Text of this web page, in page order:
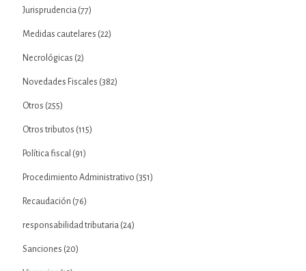
Jurisprudencia (77)
Medidas cautelares (22)
Necrológicas (2)
Novedades Fiscales (382)
Otros (255)
Otros tributos (115)
Política fiscal (91)
Procedimiento Administrativo (351)
Recaudación (76)
responsabilidad tributaria (24)
Sanciones (20)